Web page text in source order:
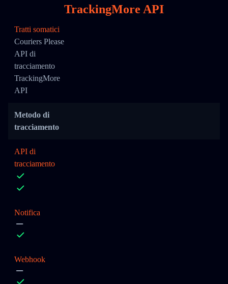
TrackingMore API
Tratti somatici
Couriers Please
API di
tracciamento
TrackingMore
API
Metodo di
tracciamento
API di
tracciamento
Notifica
Webhook